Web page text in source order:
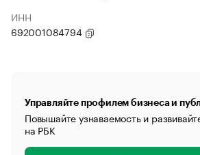
ИНН
692001084794
Управляйте профилем бизнеса и
Повышайте узнаваемость и
на РБК